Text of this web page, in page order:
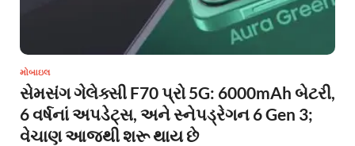
મોબાઇલ
સેમસંગ ગેલેક્સી F70 પ્રો 5G: 6000mAh બેટરી,
6 વર્ષનાં અપડેટ્સ, અને સ્નેપડ્રેગન 6 Gen 3;
વેચાણ આજથી શરૂ થાય છે